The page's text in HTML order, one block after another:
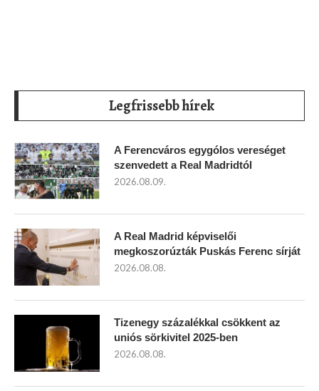
Legfrissebb hírek
A Ferencváros egygólos vereséget
szenvedett a Real Madridtól
2026.08.09.
A Real Madrid képviselői
megkoszorúzták Puskás Ferenc sírját
2026.08.08.
Tizenegy százalékkal csökkent az
uniós sörkivitel 2025-ben
2026.08.08.